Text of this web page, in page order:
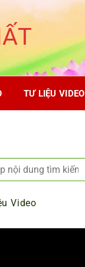
TƯ LIỆU VIDEO
Video